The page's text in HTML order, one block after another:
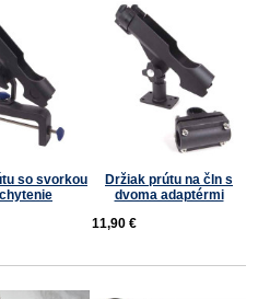
so svorkou
Držiak prútu na čln s
dvoma adaptérmi
11,90 €